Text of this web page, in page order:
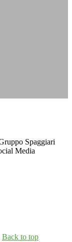
Spaggiari
Media
Back to top